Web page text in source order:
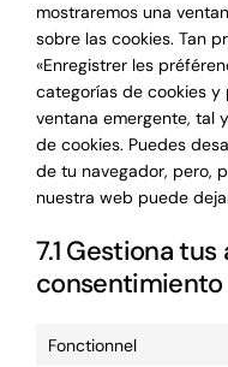
mostraremos una
sobre las cookies. Tan
«Enregistrer les
categorías de cookies y
ventana emergente, tal
de cookies. Puedes
de tu navegador, pero,
nuestra web puede
7.1 Gestiona
consentimiento
Fonctionnel